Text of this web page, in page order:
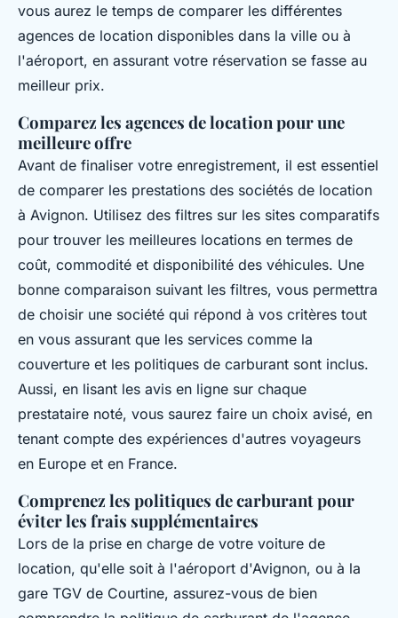
vous aurez le temps de comparer les différentes
agences de location disponibles dans la ville ou à
l'aéroport, en assurant votre réservation se fasse au
meilleur prix.
Comparez les agences de location pour une
meilleure offre
Avant de finaliser votre enregistrement, il est essentiel
de comparer les prestations des sociétés de location
à Avignon. Utilisez des filtres sur les sites comparatifs
pour trouver les meilleures locations en termes de
coût, commodité et disponibilité des véhicules. Une
bonne comparaison suivant les filtres, vous permettra
de choisir une société qui répond à vos critères tout
en vous assurant que les services comme la
couverture et les politiques de carburant sont inclus.
Aussi, en lisant les avis en ligne sur chaque
prestataire noté, vous saurez faire un choix avisé, en
tenant compte des expériences d'autres voyageurs
en Europe et en France.
Comprenez les politiques de carburant pour
éviter les frais supplémentaires
Lors de la prise en charge de votre voiture de
location, qu'elle soit à l'aéroport d'Avignon, ou à la
gare TGV de Courtine, assurez-vous de bien